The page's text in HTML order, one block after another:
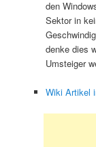
den
Sektor in
denke dies
Umsteiger
Wiki Artikel